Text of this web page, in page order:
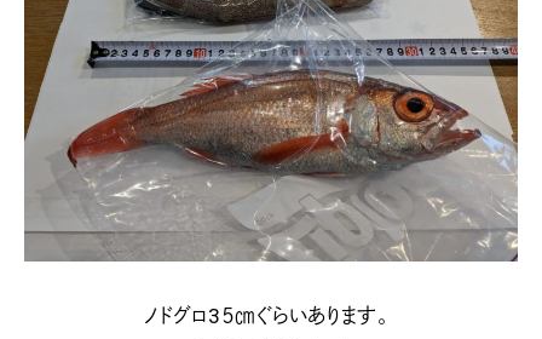
ノドグロ3５㎝ぐらいあります。